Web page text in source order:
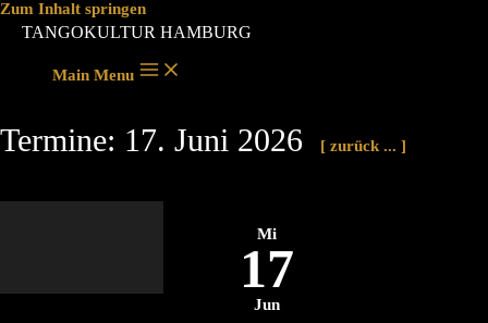
Zum Inhalt springen
TANGOKULTUR HAMBURG
Main Menu
Termine: 17. Juni 2026 [ zurück ... ]
Mi
17
Jun